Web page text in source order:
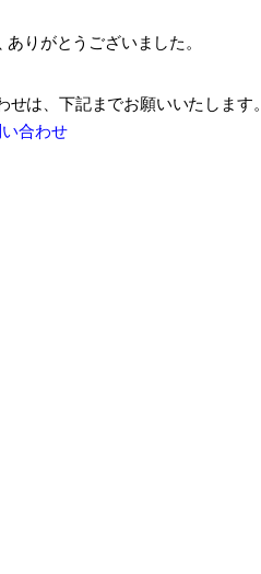
ありがとうございました。
は、 下記までお願いいたします。
い合わせ